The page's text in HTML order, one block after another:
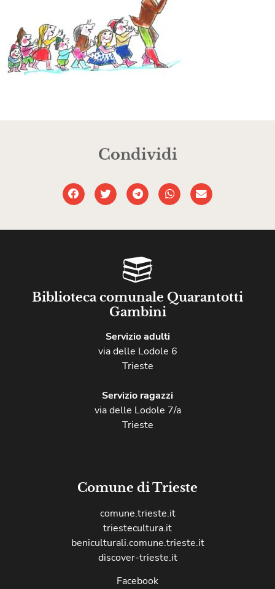
Condividi
Biblioteca comunale Quarantotti
Gambini
Servizio adulti
via delle Lodole 6
Trieste
Servizio ragazzi
via delle Lodole 7/a
Trieste
Comune di Trieste
comune.trieste.it
triestecultura.it
beniculturali.comune.trieste.it
discover-trieste.it
Facebook